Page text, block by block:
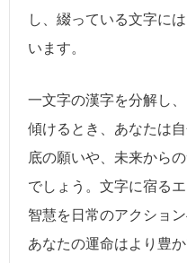
し、綴っている文字に
います。
一文字の漢字を分解し
傾けるとき、あなたは
底の願いや、未来から
でしょう。文字に宿る
智慧を日常のアクショ
あなたの運命はより豊